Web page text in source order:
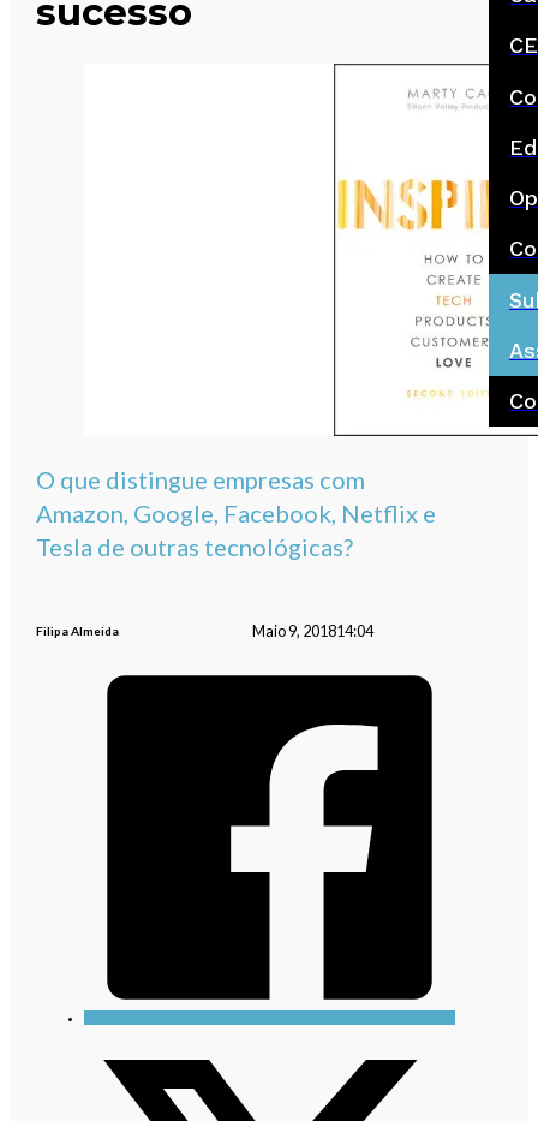
sucesso
O que distingue empresas com
Amazon, Google, Facebook, Netflix e
Tesla de outras tecnológicas?
Filipa Almeida Maio 9, 201814:04